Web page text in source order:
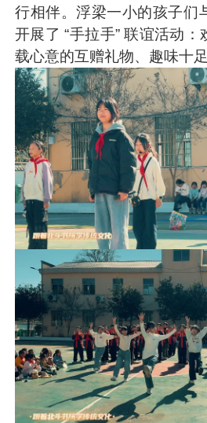
行相伴。浮梁一小的孩子们
开展了 “手拉手” 联谊活动
载心意的互赠礼物、趣味十